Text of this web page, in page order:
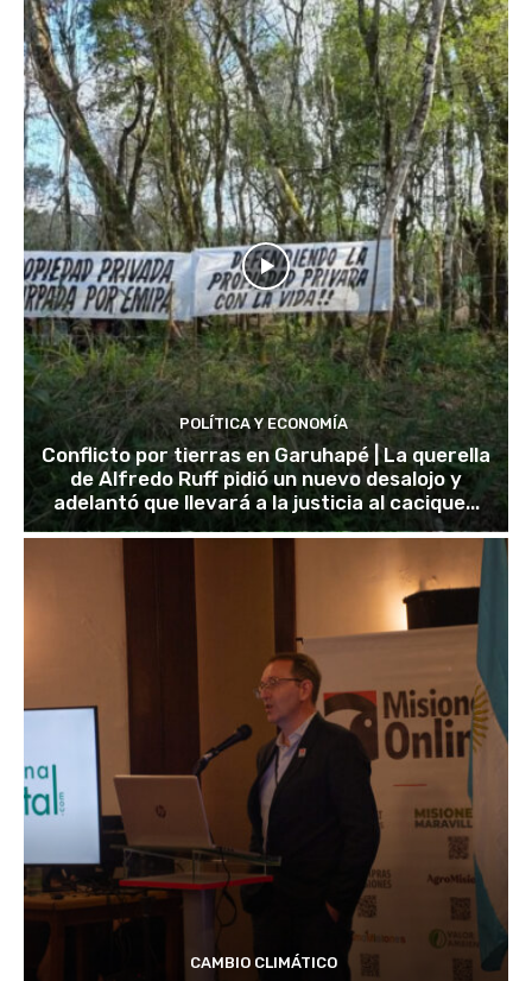
POLÍTICA Y ECONOMÍA
Conflicto por tierras en Garuhapé | La querella
de Alfredo Ruff pidió un nuevo desalojo y
adelantó que llevará a la justicia al cacique...
CAMBIO CLIMÁTICO